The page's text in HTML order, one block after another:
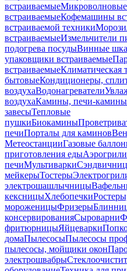
встраиваемые
встраиваемыеКофемашины
встраиваемой техники
встраиваемыеИзмельчители
подогрева посудыВинные
упаковщики встраиваемые
встраиваемыеКлиматическая
бытовыеКондиционеры,
воздухаВодонагреватели
воздухаКамины, печи-камины
завесыТепловые
пушкиБиокамины
печиПорталы для каминов
МетеостанцииГазовые
приготовления едыАэрогрили
печиМультиварки
мейкерыТостеры
электрошашлычницы
кексницыХлебопечки
мороженицыФризеры
консервированияСыроварни
фритюрницыЯйцеварки
домаПылесосыПылесосы
пылесосы, мойщики окон
электрошвабры